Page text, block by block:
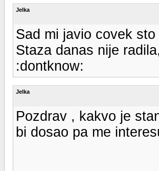
Jelka
Sad mi javio covek
Staza danas nije
:dontknow:
Jelka
Pozdrav , kakvo je
bi dosao pa me